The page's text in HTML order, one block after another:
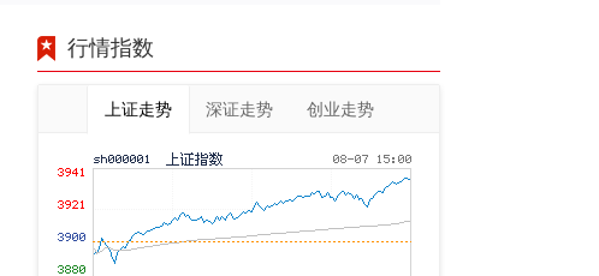
行情指数
上证走势 深证走势 创业走势